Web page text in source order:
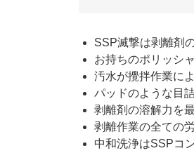
SSP滅撃は剥離剤
お持ちのポリッシ
汚水が攪拌作業に
パッドのような目
剥離剤の溶解力を
剥離作業の全ての
中和洗浄はSSPコ